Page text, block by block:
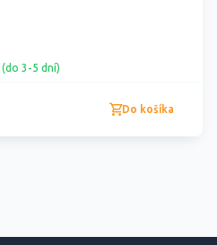
(do 3-5 dní)
Do košíka